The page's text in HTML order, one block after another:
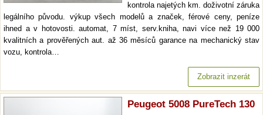
kontrola najetých km. doživotní záruka
legálního původu. výkup všech modelů a značek, férové ceny, peníze
ihned a v hotovosti. automat, 7 míst, serv.kniha, navi více než 19 000
kvalitních a prověřených aut. až 36 měsíců garance na mechanický stav
vozu, kontrola…
Zobrazit inzerát
Peugeot 5008 PureTech 130